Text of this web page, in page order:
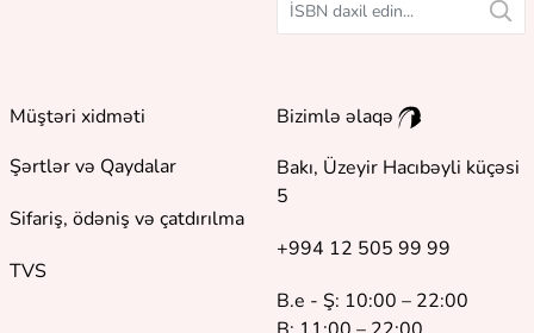
Müştəri xidməti
Şərtlər və Qaydalar
Sifariş, ödəniş və çatdırılma
TVS
Bizimlə əlaqə
Bakı, Üzeyir Hacıbəyli küçəsi
5
+994 12 505 99 99
B.e - Ş: 10:00 – 22:00